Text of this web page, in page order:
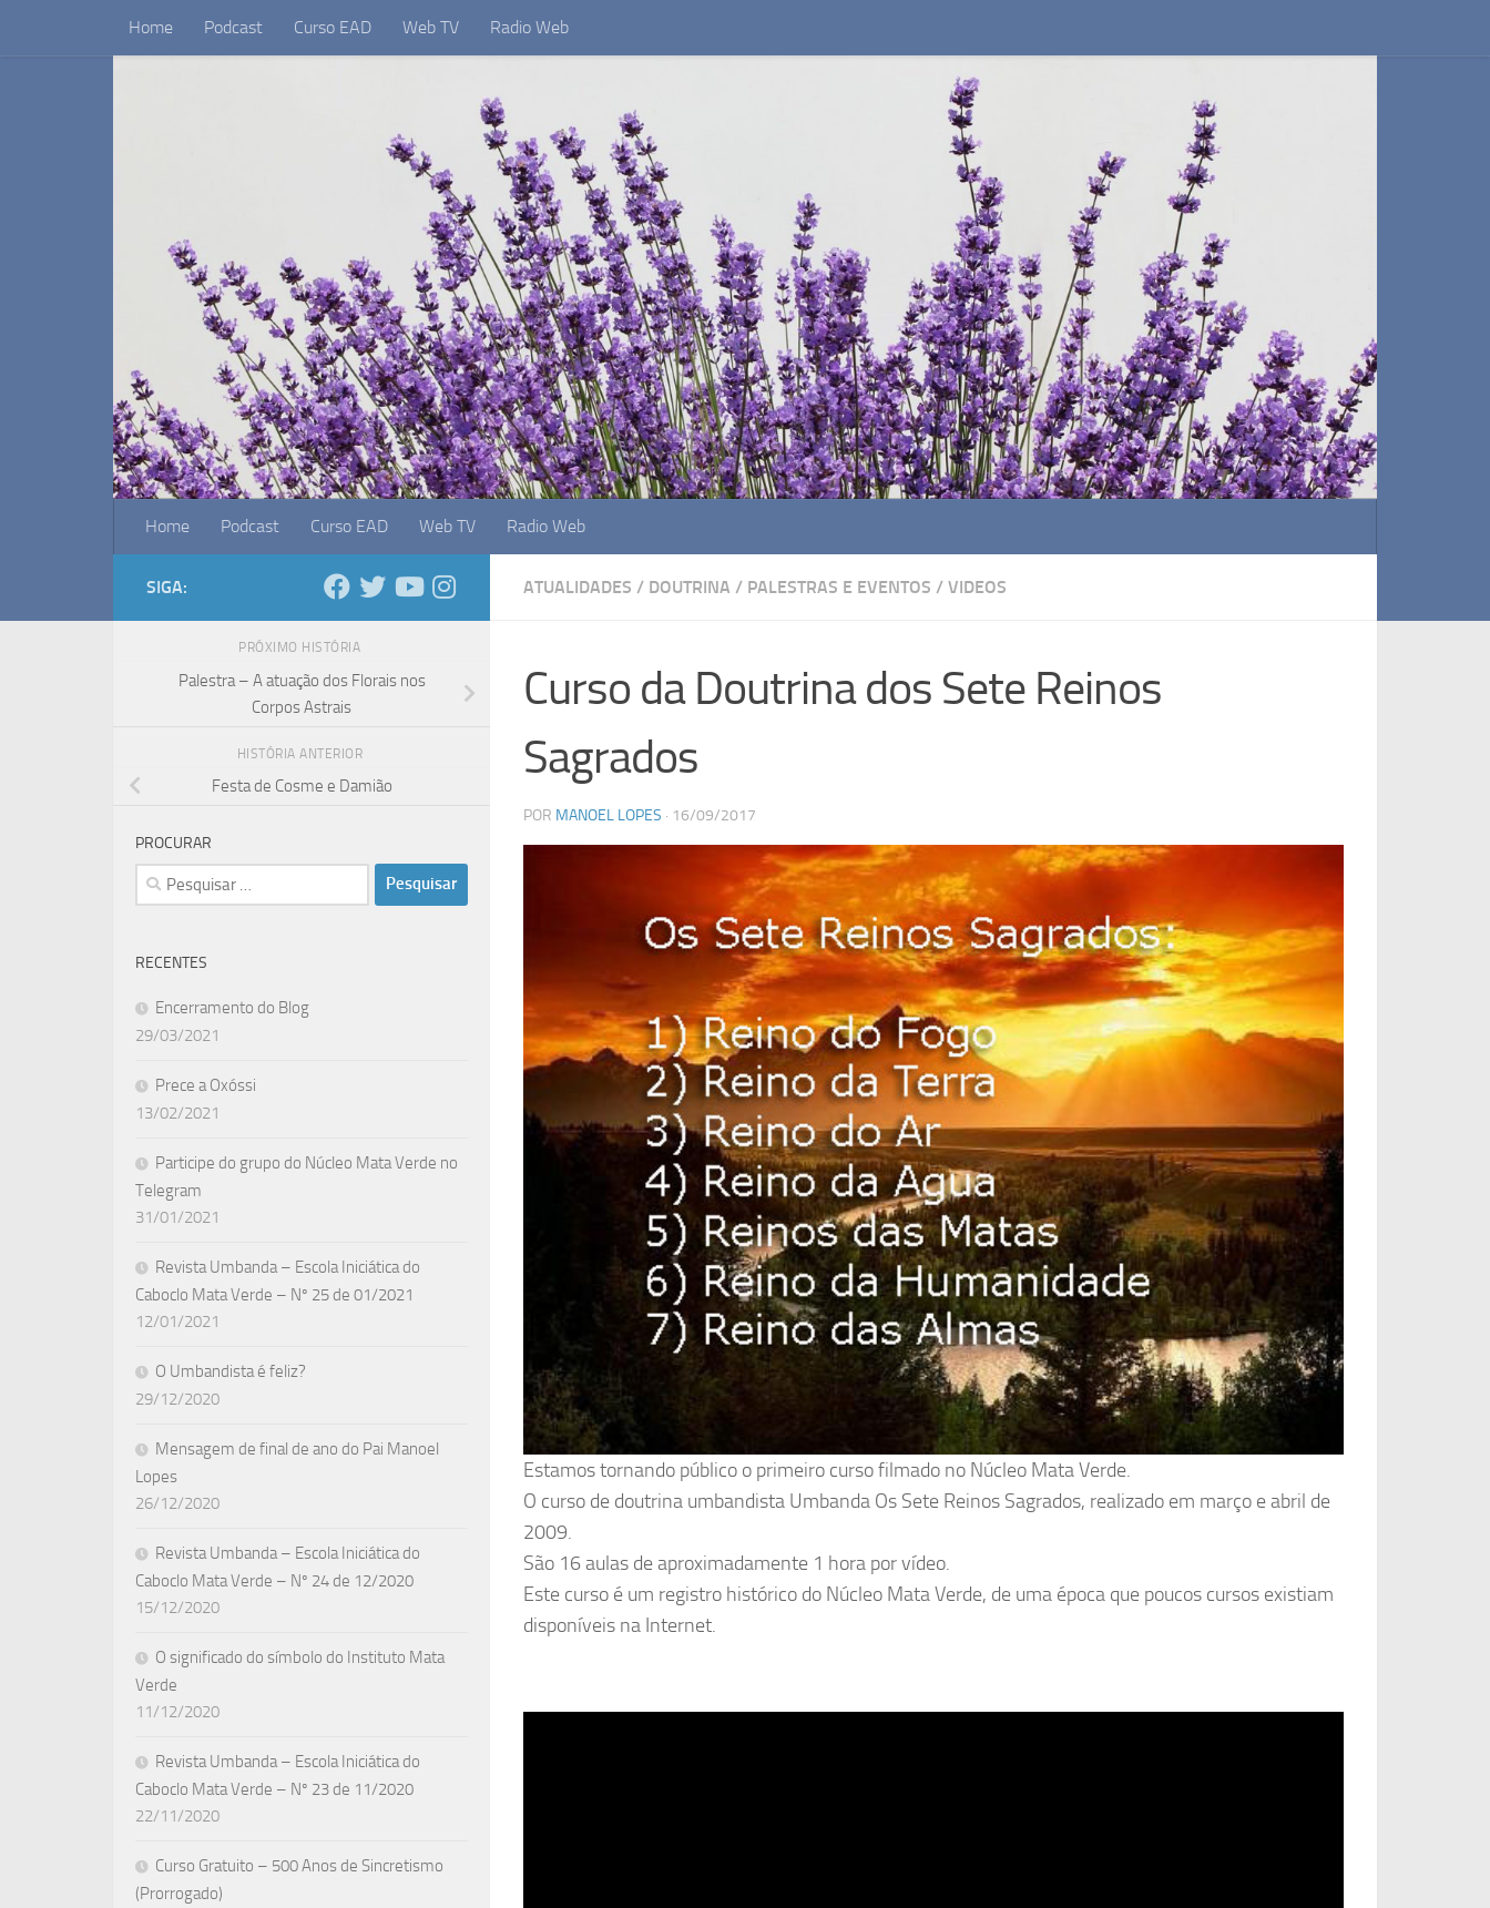
Skip to contentHome Podcast Curso EAD Web TV Radio Web
Home Podcast Curso EAD Web TV Radio Web
ATUALIDADES / DOUTRINA / PALESTRAS E EVENTOS / VIDEOS
Curso da Doutrina dos Sete Reinos
Sagrados
POR MANOEL LOPES · 16/09/2017
Estamos tornando público o primeiro curso filmado no Núcleo Mata Verde.
O curso de doutrina umbandista Umbanda Os Sete Reinos Sagrados, realizado em março e abril de
2009.
São 16 aulas de aproximadamente 1 hora por vídeo.
Este curso é um registro histórico do Núcleo Mata Verde, de uma época que poucos cursos existiam
disponíveis na Internet.
SIGA:
PRÓXIMO HISTÓRIA
Palestra – A atuação dos Florais nos
Corpos Astrais
HISTÓRIA ANTERIOR
Festa de Cosme e Damião
PROCURAR
Pesquisar
por:
RECENTES
Encerramento do Blog
29/03/2021
Prece a Oxóssi
13/02/2021
Participe do grupo do Núcleo Mata Verde no
Telegram
31/01/2021
Revista Umbanda – Escola Iniciática do
Caboclo Mata Verde – Nº 25 de 01/2021
12/01/2021
O Umbandista é feliz?
29/12/2020
Mensagem de final de ano do Pai Manoel
Lopes
26/12/2020
Revista Umbanda – Escola Iniciática do
Caboclo Mata Verde – Nº 24 de 12/2020
15/12/2020
O significado do símbolo do Instituto Mata
Verde
11/12/2020
Revista Umbanda – Escola Iniciática do
Caboclo Mata Verde – Nº 23 de 11/2020
22/11/2020
Curso Gratuito – 500 Anos de Sincretismo
(Prorrogado)